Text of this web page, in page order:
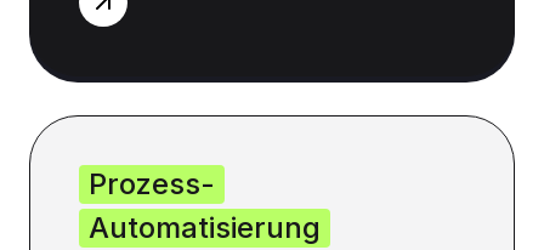
Prozess-
Automatisierung